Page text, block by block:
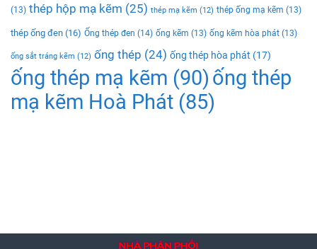
(13) thép hộp mạ kẽm (25) thép mạ kẽm (12) thép ống mạ kẽm (13)
thép ống đen (16) Ống thép đen (14) ống kẽm (13) ống kẽm hòa phát (13)
ống sắt tráng kẽm (12) ống thép (24) ống thép hòa phát (17)
ống thép mạ kẽm (90) ống thép
mạ kẽm Hoà Phát (85)